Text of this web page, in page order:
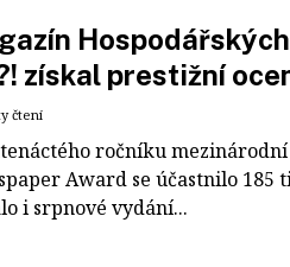
získal prestižní
čtení
ročníku
Award se účastnilo 185
i srpnové vydání...